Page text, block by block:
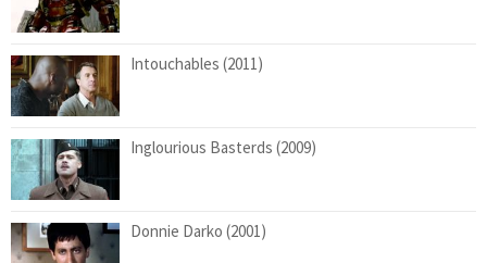
Intouchables (2011)
Inglourious Basterds (2009)
Donnie Darko (2001)